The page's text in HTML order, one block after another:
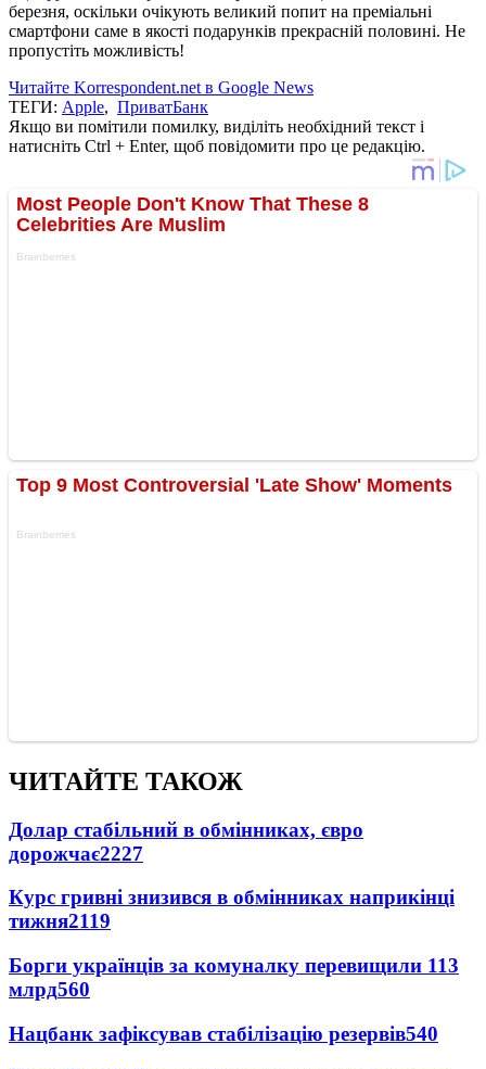
березня, оскільки очікують великий попит на преміальні
смартфони саме в якості подарунків прекрасній половині. Не
пропустіть можливість!
Читайте Korrespondent.net в Google News
ТЕГИ: Apple, ПриватБанк
Якщо ви помітили помилку, виділіть необхідний текст і
натисніть Ctrl + Enter, щоб повідомити про це редакцію.
ЧИТАЙТЕ ТАКОЖ
Долар стабільний в обмінниках, євро
дорожчає2227
Курс гривні знизився в обмінниках наприкінці
тижня2119
Борги українців за комуналку перевищили 113
млрд560
Нацбанк зафіксував стабілізацію резервів540